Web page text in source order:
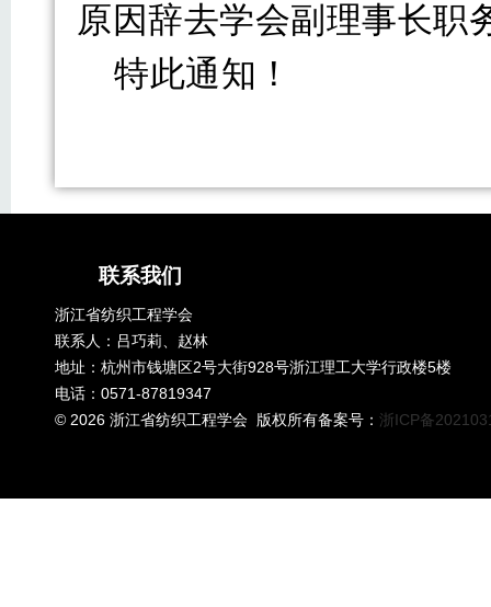
原因辞去学会副理事长职
特此通知！
联系我们
浙江省纺织工程学会
联系人：吕巧莉、赵林
地址：杭州市钱塘区2号大街928号浙江理工大学行政楼5楼
电话：0571-87819347
© 2026 浙江省纺织工程学会 版权所有备案号： 浙ICP备